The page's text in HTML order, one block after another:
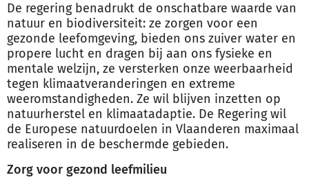
De regering benadrukt de onschatbare waarde van
natuur en biodiversiteit: ze zorgen voor een
gezonde leefomgeving, bieden ons zuiver water en
propere lucht en dragen bij aan ons fysieke en
mentale welzijn, ze versterken onze weerbaarheid
tegen klimaatveranderingen en extreme
weeromstandigheden. Ze wil blijven inzetten op
natuurherstel en klimaatadaptie. De Regering wil
de Europese natuurdoelen in Vlaanderen maximaal
realiseren in de beschermde gebieden.
Zorg voor gezond leefmilieu